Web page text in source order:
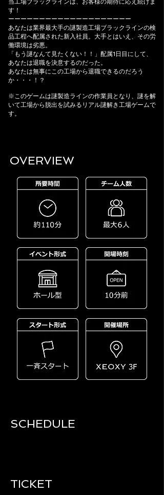
当工場ブラックラインは、お客様の期待に応え続けま
す！
ーーーーーーーーーーーーーーーーーーーー
あなたは業界最大手の謎製造工場ブラックラインの検
品工程へ配属された新入社員。大手とはいえ、その労
働環境は劣悪。
「もう謎なんて見たくない！！」配属1日目にして、
あなたは退職を決意するのだった。
あなたは無事にこの工場から退職できるのだろう
か・・・！？
※このゲームは謎製造ラインの作業員となり、謎を解
いて工場から脱出を試みるリアル謎解き工場ゲームで
す。
OVERVIEW​
SCHEDULE​
TICKET